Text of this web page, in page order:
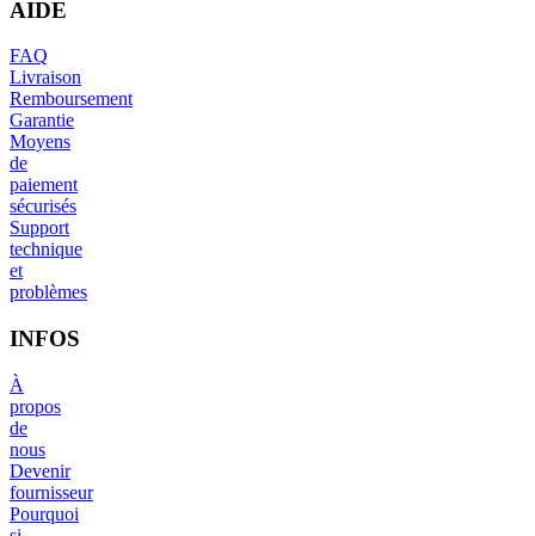
AIDE
FAQ
Livraison
Remboursement
Garantie
Moyens
de
paiement
sécurisés
Support
technique
et
problèmes
INFOS
À
propos
de
nous
Devenir
fournisseur
Pourquoi